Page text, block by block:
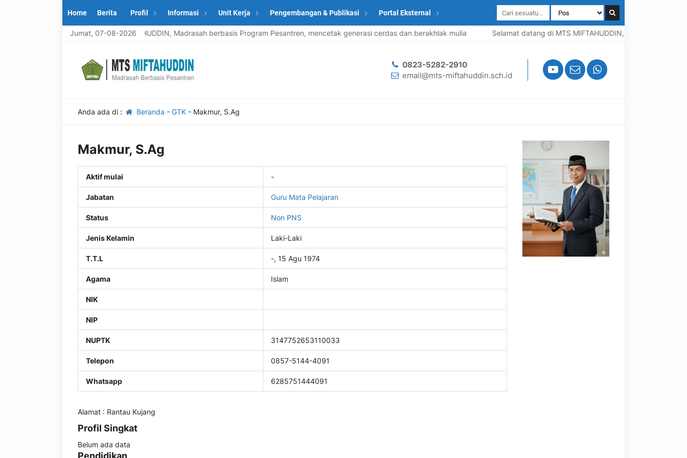
Home Berita Profil Informasi Unit Kerja Pengembangan & Publikasi Portal Eksternal
Jumat, 07-08-2026
Selamat datang di MTS MIFTAHUDDIN, Madrasah berbasis Program Pesantren, mencetak generasi cerdas dan berakhlak mulia Selamat datang di MTS MIFTAHUDDIN, Madrasah
0823-5282-2910
email@mts-miftahuddin.sch.id
Anda ada di : Beranda - GTK- Makmur, S.Ag
Makmur, S.Ag
Aktif mulai -
Jabatan Guru Mata Pelajaran
Status Non PNS
Jenis Kelamin Laki-Laki
T.T.L -, 15 Agu 1974
Agama Islam
NIK
NIP
NUPTK 3147752653110033
Telepon 0857-5144-4091
Whatsapp 6285751444091
Alamat : Rantau Kujang
Profil Singkat
Belum ada data
Pendidikan